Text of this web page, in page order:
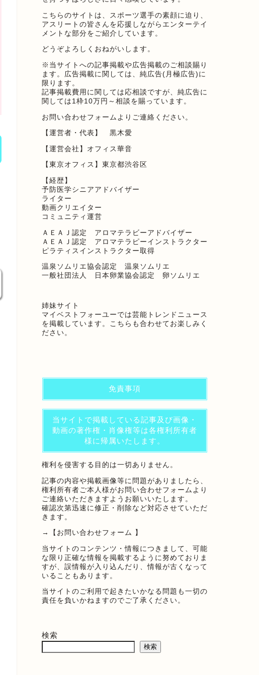
こちらのサイトは、スポーツ選手の素顔に迫り、
アスリートの皆さんを応援しながらエンターテイ
メントな部分をご紹介しています。
どうぞよろしくおねがいします。
※当サイトへの記事掲載や広告掲載のご相談賜り
ます。広告掲載に関しては、純広告(月極広告)に
限ります。
記事掲載費用に関しては応相談ですが、純広告に
関しては1枠10万円～相談を賜っています。
お問い合わせフォーム よりご連絡ください。
【運営者・代表】 黒木愛
【運営会社】オフィス華音
【東京オフィス】東京都渋谷区
【経歴】
予防医学シニアアドバイザー
ライター
動画クリエイター
コミュニティ運営
ＡＥＡＪ認定 アロマテラビーアドバイザー
ＡＥＡＪ認定 アロマテラピーインストラクター
ピラティスインストラクター取得
温泉ソムリエ協会認定 温泉ソムリエ
一般社団法人 日本卵業協会認定 卵ソムリエ
姉妹サイト
マイベストフォーユー では芸能トレンドニュース
を掲載しています。こちらも合わせてお楽しみく
ださい。
免責事項
当サイトで掲載している記事及び画像・
動画の著作権・肖像権等は各権利所有者
様に帰属いたします。
権利を侵害する目的は一切ありません。
記事の内容や掲載画像等に問題がありましたら、
権利所有者ご本人様がお問い合わせフォームより
ご連絡いただきますようお願いいたします。
確認次第迅速に修正・削除など対応させていただ
きます。
→ 【お問い合わせフォーム 】
当サイトのコンテンツ・情報につきまして、可能
な限り正確な情報を掲載するように努めておりま
すが、誤情報が入り込んだり、情報が古くなって
いることもあります。
当サイトのご利用で起きたいかなる問題も一切の
責任を負いかねますのでご了承ください。
検索
検索